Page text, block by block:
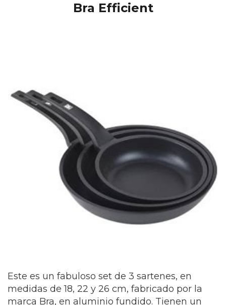
Bra Efficient
Este es un fabuloso set de 3 sartenes, en
medidas de 18, 22 y 26 cm, fabricado por la
marca Bra, en aluminio fundido. Tienen un